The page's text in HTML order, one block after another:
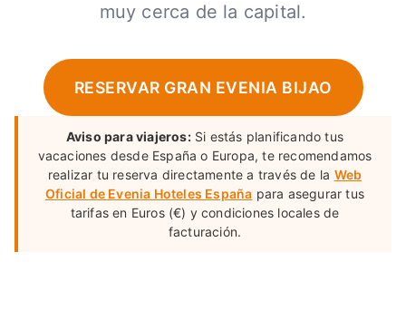
muy cerca de la capital.
RESERVAR GRAN EVENIA BIJAO
Aviso para viajeros:Si estás planificando tus
vacaciones desde España o Europa, te recomendamos
realizar tu reserva directamente a través de la Web
Oficial de Evenia Hoteles España para asegurar tus
tarifas en Euros (€) y condiciones locales de
facturación.